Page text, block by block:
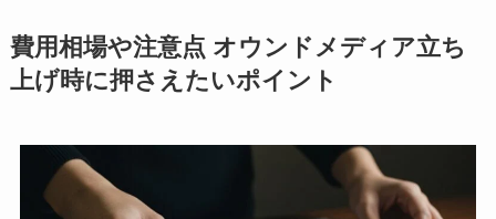
費用相場や注意点 オウンドメディア立ち
上げ時に押さえたいポイント